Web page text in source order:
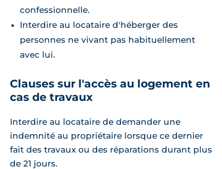
confessionnelle.
Interdire au locataire d'héberger des
personnes ne vivant pas habituellement
avec lui.
Clauses sur l'accès au logement en
cas de travaux
Interdire au locataire de demander une
indemnité au propriétaire lorsque ce dernier
fait des travaux ou des réparations durant plus
de 21 jours.